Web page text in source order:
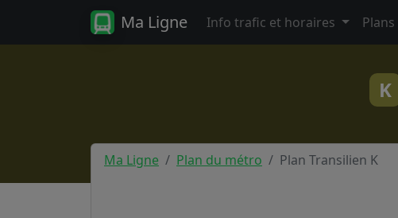
Ma Ligne Info trafic et horaires
K
Ma Ligne Plan du métro Plan Transilien K